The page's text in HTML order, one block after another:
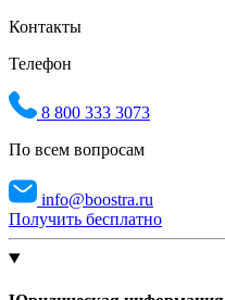
Контакты
Телефон
8 800 333 3073
По всем вопросам
info@boostra.ru
Получить бесплатно